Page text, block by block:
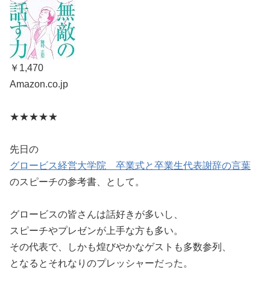
￥1,470
Amazon.co.jp
★★★★★
先日の
グロービス経営大学院 卒業式と卒業生代表謝辞の言葉
のスピーチの参考書、として。
グロービスの皆さんは話好きが多いし、
スピーチやプレゼンが上手な方も多い。
その代表で、しかも煌びやかなゲストも多数参列、
となるとそれなりのプレッシャーだった。